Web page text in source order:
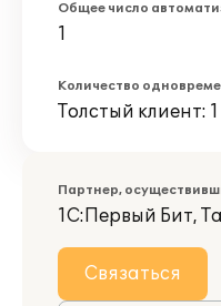
Общее число
1
Количество
Толстый клиент: 1
Партнер,
1С:Первый Бит,
Связаться